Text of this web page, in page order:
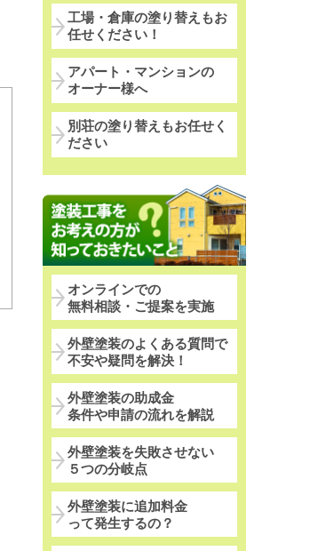
工場・倉庫の塗り替えもお
任せください！
アパート・マンションの
オーナー様へ
別荘の塗り替えもお任せく
ださい
オンラインでの
無料相談・ご提案を実施
外壁塗装のよくある質問で
不安や疑問を解決！
外壁塗装の助成金
条件や申請の流れを解説
外壁塗装を失敗させない
５つの分岐点
外壁塗装に追加料金
って発生するの？